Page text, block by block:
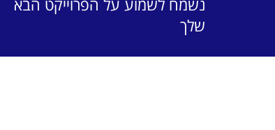
נשמח לשמוע על הפרוייקט הבא
שלך